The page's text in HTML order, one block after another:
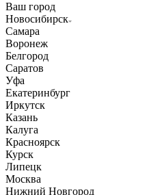
Ваш город
Новосибирск
Самара
Воронеж
Белгород
Саратов
Уфа
Екатеринбург
Иркутск
Казань
Калуга
Красноярск
Курск
Липецк
Москва
Нижний Новгород